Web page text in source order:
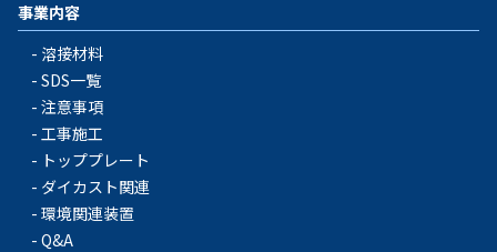
事業内容
溶接材料
SDS一覧
注意事項
工事施工
トッププレート
ダイカスト関連
環境関連装置
Q&A